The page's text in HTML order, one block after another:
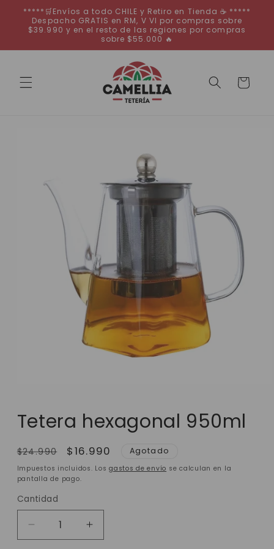
directamente
al contenido
*****🛒Envíos a todo CHILE y Retiro en Tienda ☕ *****
Despacho GRATIS en RM, V VI por compras sobre
$39.990 y en el resto de las regiones por compras
sobre $55.000 🔥
Carrito
Tetera hexagonal 950ml
Precio
habitual
$24.990
Precio
de
oferta
$16.990 Agotado
Impuestos incluidos. Losgastos de envío se calculan en la
pantalla de pago.
Cantidad
Reducir
cantidad
Aumentar
cantidad